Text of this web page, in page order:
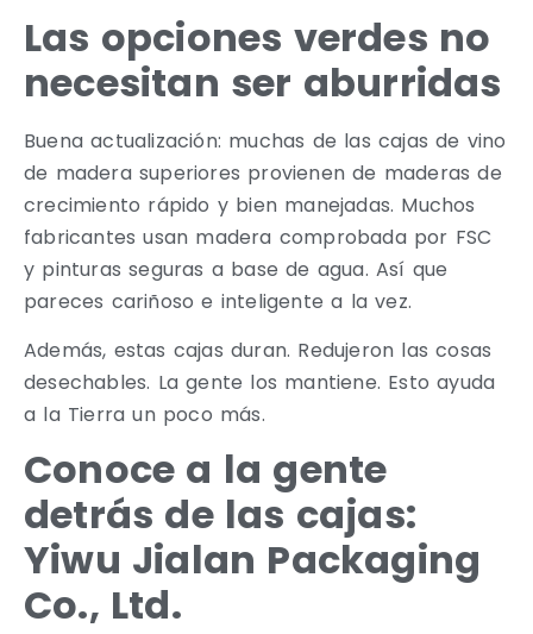
Las opciones verdes no
necesitan ser aburridas
Buena actualización: muchas de las cajas de vino
de madera superiores provienen de maderas de
crecimiento rápido y bien manejadas. Muchos
fabricantes usan madera comprobada por FSC
y pinturas seguras a base de agua. Así que
pareces cariñoso e inteligente a la vez.
Además, estas cajas duran. Redujeron las cosas
desechables. La gente los mantiene. Esto ayuda
a la Tierra un poco más.
Conoce a la gente
detrás de las cajas:
Yiwu Jialan Packaging
Co., Ltd.